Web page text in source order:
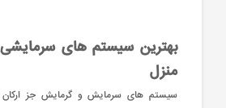
بهترین سیستم های
منزل
سیستم های سرمایش و گرمایش جز